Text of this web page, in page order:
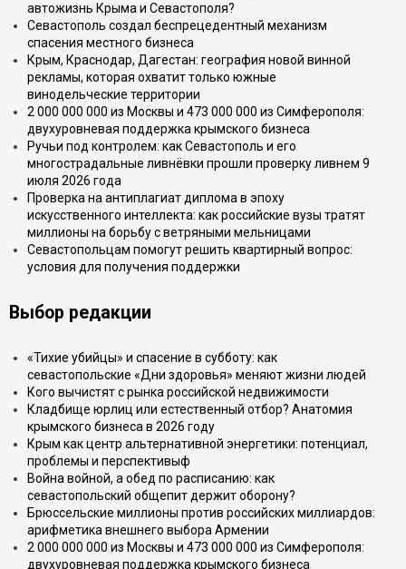
автожизнь Крыма и Севастополя?
Севастополь создал беспрецедентный механизм
спасения местного бизнеса
Крым, Краснодар, Дагестан: география новой винной
рекламы, которая охватит только южные
винодельческие территории
2 000 000 000 из Москвы и 473 000 000 из Симферополя:
двухуровневая поддержка крымского бизнеса
Ручьи под контролем: как Севастополь и его
многострадальные ливнёвки прошли проверку ливнем 9
июля 2026 года
Проверка на антиплагиат диплома в эпоху
искусственного интеллекта: как российские вузы тратят
миллионы на борьбу с ветряными мельницами
Севастопольцам помогут решить квартирный вопрос:
условия для получения поддержки
Выбор редакции
«Тихие убийцы» и спасение в субботу: как
севастопольские «Дни здоровья» меняют жизни людей
Кого вычистят с рынка российской недвижимости
Кладбище юрлиц или естественный отбор? Анатомия
крымского бизнеса в 2026 году
Крым как центр альтернативной энергетики: потенциал,
проблемы и перспективыф
Война войной, а обед по расписанию: как
севастопольский общепит держит оборону?
Брюссельские миллионы против российских миллиардов:
арифметика внешнего выбора Армении
2 000 000 000 из Москвы и 473 000 000 из Симферополя:
двухуровневая поддержка крымского бизнеса